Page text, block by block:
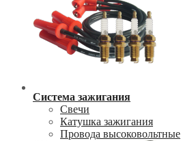
Система зажигания
Свечи
Катушка зажигания
Провода высоковольтные